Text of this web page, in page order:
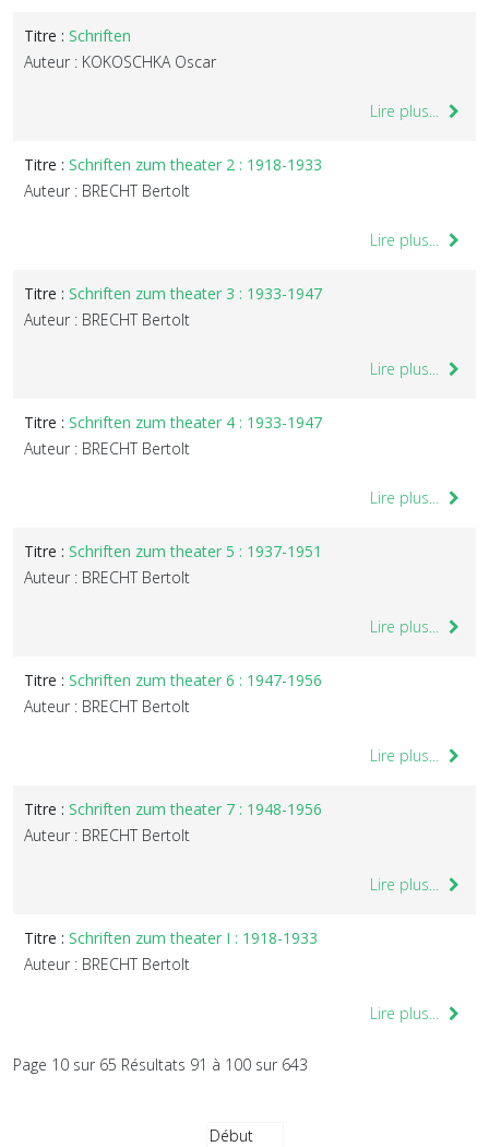
Titre : Schriften
Auteur : KOKOSCHKA Oscar
Lire plus...
Titre : Schriften zum theater 2 : 1918-1933
Auteur : BRECHT Bertolt
Lire plus...
Titre : Schriften zum theater 3 : 1933-1947
Auteur : BRECHT Bertolt
Lire plus...
Titre : Schriften zum theater 4 : 1933-1947
Auteur : BRECHT Bertolt
Lire plus...
Titre : Schriften zum theater 5 : 1937-1951
Auteur : BRECHT Bertolt
Lire plus...
Titre : Schriften zum theater 6 : 1947-1956
Auteur : BRECHT Bertolt
Lire plus...
Titre : Schriften zum theater 7 : 1948-1956
Auteur : BRECHT Bertolt
Lire plus...
Titre : Schriften zum theater I : 1918-1933
Auteur : BRECHT Bertolt
Lire plus...
Page 10 sur 65 Résultats 91 à 100 sur 643
Début